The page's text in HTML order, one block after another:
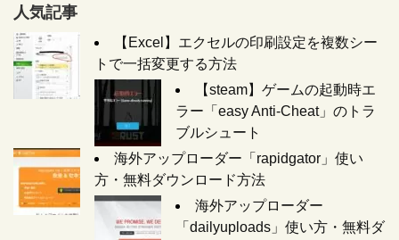
人気記事
【Excel】エクセルの印刷設定を複数シー
トで一括変更する方法
【steam】ゲームの起動時エ
ラー「easy Anti-Cheat」のトラ
ブルシュート
海外アップローダー「rapidgator」使い
方・無料ダウンロード方法
海外アップローダー
「dailyuploads」使い方・無料ダ